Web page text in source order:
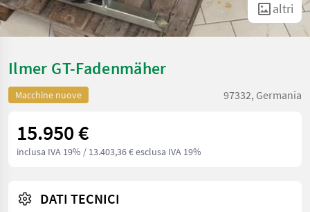
altri
Ilmer GT-Fadenmäher
Macchine nuove 97332, Germania
15.950 €
inclusa IVA 19% / 13.403,36 € esclusa IVA 19%
DATI TECNICI